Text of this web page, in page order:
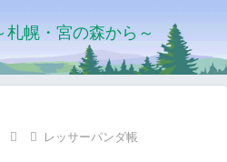
幌・宮の森から～
レッサーパンダ帳